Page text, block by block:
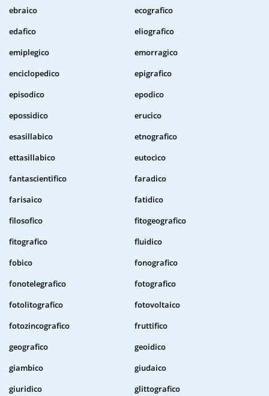
ebraico
ecografico
edafico
eliografico
emiplegico
emorragico
enciclopedico
epigrafico
episodico
epodico
epossidico
erucico
esasillabico
etnografico
ettasillabico
eutocico
fantascientifico
faradico
farisaico
fatidico
filosofico
fitogeografico
fitografico
fluidico
fobico
fonografico
fonotelegrafico
fotografico
fotolitografico
fotovoltaico
fotozincografico
fruttifico
geografico
geoidico
giambico
giudaico
giuridico
glittografico